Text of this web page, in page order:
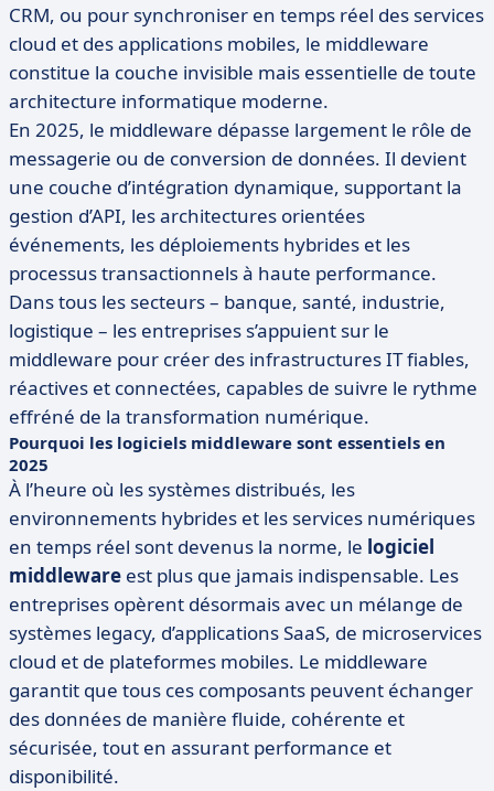
CRM, ou pour synchroniser en temps réel des services
cloud et des applications mobiles, le middleware
constitue la couche invisible mais essentielle de toute
architecture informatique moderne.
En 2025, le middleware dépasse largement le rôle de
messagerie ou de conversion de données. Il devient
une couche d’intégration dynamique, supportant la
gestion d’API, les architectures orientées
événements, les déploiements hybrides et les
processus transactionnels à haute performance.
Dans tous les secteurs – banque, santé, industrie,
logistique – les entreprises s’appuient sur le
middleware pour créer des infrastructures IT fiables,
réactives et connectées, capables de suivre le rythme
effréné de la transformation numérique.
Pourquoi les logiciels middleware sont essentiels en
2025
À l’heure où les systèmes distribués, les
environnements hybrides et les services numériques
en temps réel sont devenus la norme, le logiciel
middleware est plus que jamais indispensable. Les
entreprises opèrent désormais avec un mélange de
systèmes legacy, d’applications SaaS, de microservices
cloud et de plateformes mobiles. Le middleware
garantit que tous ces composants peuvent échanger
des données de manière fluide, cohérente et
sécurisée, tout en assurant performance et
disponibilité.